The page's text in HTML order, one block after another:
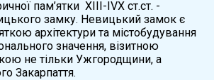
пам’ятки ХІІІ-ІVХ ст.ст. -
замку. Невицький замок є
архітектури та містобудування
значення, візитною
не тільки Ужгородщини, а
Закарпаття.